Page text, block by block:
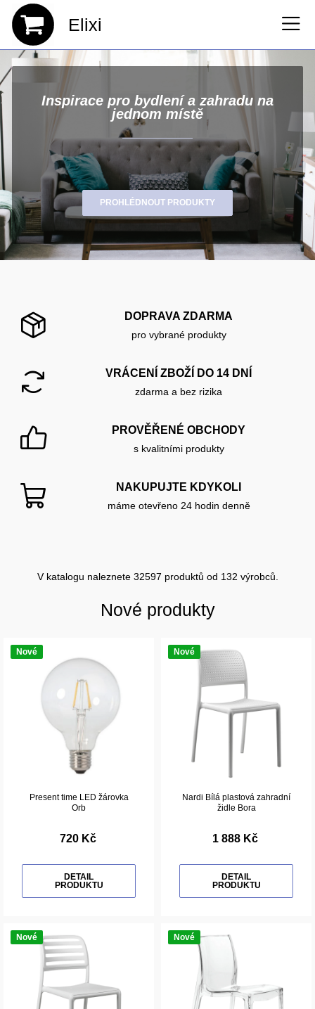
Elixi
Inspirace pro bydlení a zahradu na
jednom místě
PROHLÉDNOUT PRODUKTY
DOPRAVA ZDARMA
pro vybrané produkty
VRÁCENÍ ZBOŽÍ DO 14 DNÍ
zdarma a bez rizika
PROVĚŘENÉ OBCHODY
s kvalitními produkty
NAKUPUJTE KDYKOLI
máme otevřeno 24 hodin denně
V katalogu naleznete 32597 produktů od 132 výrobců.
Nové produkty
Nové
Present time LED žárovka
Orb
720 Kč
DETAIL
PRODUKTU
Nové
Nardi Bílá plastová zahradní
židle Bora
1 888 Kč
DETAIL
PRODUKTU
Nové Nové